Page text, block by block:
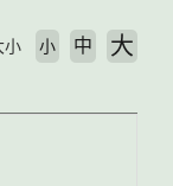
小 小 中 大